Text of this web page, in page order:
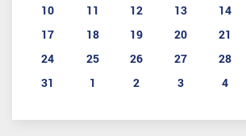
10
11 12 13 14
17
18 19 20 21
24
25 26 27 28
31
1 2 3 4